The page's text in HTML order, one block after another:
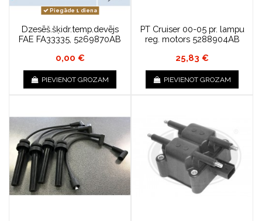
Piegāde 1 diena
Dzesēš.šķidr.temp.devējs
FAE FA33335, 5269870AB
0,00 €
PIEVIENOT GROZAM
PT Cruiser 00-05 pr. lampu
reg. motors 5288904AB
25,83 €
PIEVIENOT GROZAM